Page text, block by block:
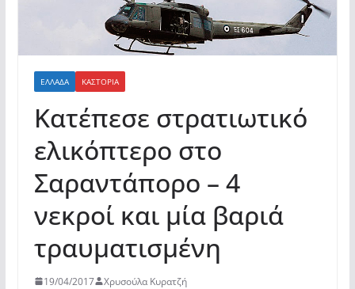
ΕΛΛΆΔΑ ΚΑΣΤΟΡΙΆ
Κατέπεσε στρατιωτικό
ελικόπτερο στο
Σαραντάπορο – 4
νεκροί και μία βαριά
τραυματισμένη
19/04/2017 Χρυσούλα Κυρατζή